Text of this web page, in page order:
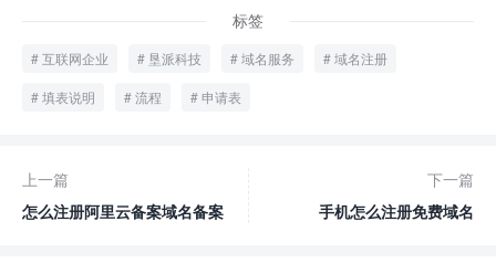
标签
互联网企业 垦派科技 域名服务 域名注册
填表说明 流程 申请表
上一篇
怎么注册阿里云备案域名备案
下一篇
手机怎么注册免费域名